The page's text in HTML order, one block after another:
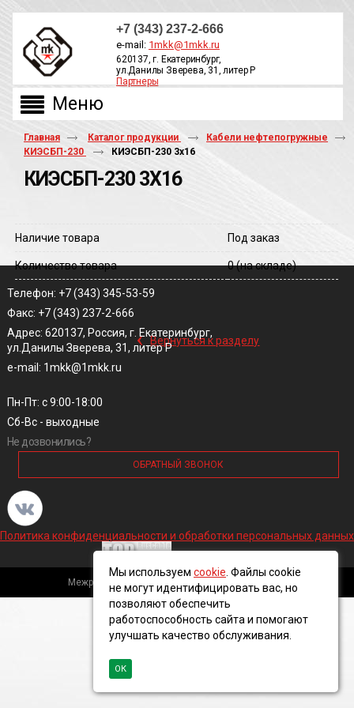
+7 (343) 237-2-666
e-mail: 1mkk@1mkk.ru
620137, г. Екатеринбург,
ул.Данилы Зверева, 31, литер Р
Партнеры
Главная Каталог продукции
Кабели нефтепогружные
КИЭСБП-230
КИЭСБП-230 3х16
КИЭСБП-230 3Х16
Наличие товара Под заказ
Количество товара 0(на складе)
‹ Вернуться к разделу
Телефон: +7 (343) 345-53-59
Факс: +7 (343) 237-2-666
Адрес: 620137, Россия, г. Екатеринбург,
ул.Данилы Зверева, 31, литер Р
e-mail: 1mkk@1mkk.ru
Пн-Пт: с 9:00-18:00
Сб-Вс - выходные
Не дозвонились?
ОБРАТНЫЙ ЗВОНОК
Политика конфиденциальности и обработки персональных данных
Межрегиональная кабельная компания, 2016 ©
Мы используем cookie . Файлы cookie
не могут идентифицировать вас, но
позволяют обеспечить
работоспособность сайта и помогают
улучшать качество обслуживания.
ОК